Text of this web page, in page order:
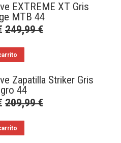
EXTREME XT Gris
MTB 44
249,99€
Zapatilla Striker Gris
44
209,99€